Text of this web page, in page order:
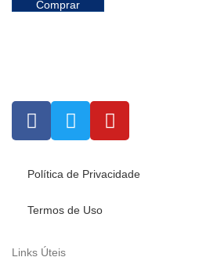
Comprar
Política de Privacidade
Termos de Uso
Links Úteis